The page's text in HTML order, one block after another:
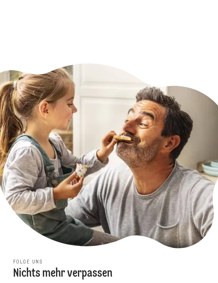
FOLGE UNS
Nichts mehr verpassen